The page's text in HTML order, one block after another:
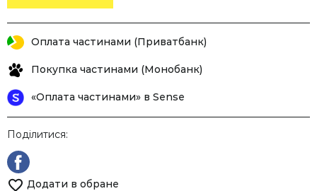
Оплата частинами (Приватбанк)
Покупка частинами (Монобанк)
«Оплата частинами» в Sense
Поділитися:
Додати в обране